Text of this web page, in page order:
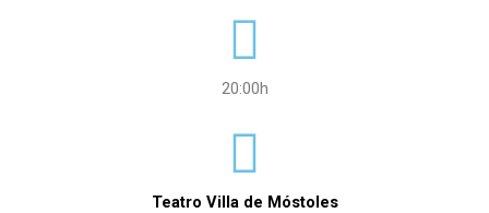
20:00h
Teatro Villa de Móstoles